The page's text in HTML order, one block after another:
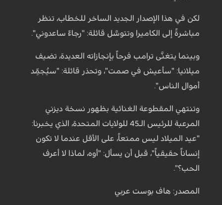
لكن في هذا الإصدار الجديد الساخر للخطاب، تنظر
مباشرةً إلى الكاميرا وتتوسَّل قائلة: "رجاءً ساعدوني".
وبينما يتغنَّى ترامب فرحاً بإنجازاته العديدة، تضيف
ميلانيا: "سأعيش في صمت"، وتحذر قائلة: "سيُجمِّد
أموال الناس".
وتنتهي المقطوعة الغنائية بظهور نسخة ديزني
المرعبة للرئيس الـ45 للولايات المتحدة، الذي يخبرنا:
"عيد الميلاد ليس ممتعاً، على الأقل عندما لا تكون
إنساناً حقيقياً"، قبل أن يسأل: "أوه، لماذا لا أعرف
الحب؟".
المصدر: هاف بوست عربي